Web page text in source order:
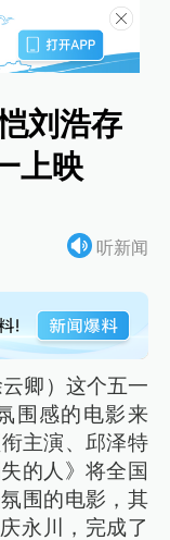
刘浩存
上映
听新闻
卿）这个五一
围感的电影来
主演、邱泽特
的人》将全国
围的电影，其
永川，完成了